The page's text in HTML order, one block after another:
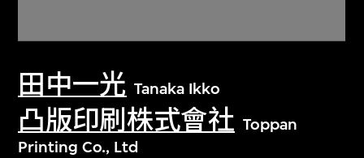
田中一光 Tanaka Ikko
凸版印刷株式會社 Toppan
Printing Co., Ltd
關於M+藏品
探索世界頂級的二十及二十一世紀視覺
文化藏品。